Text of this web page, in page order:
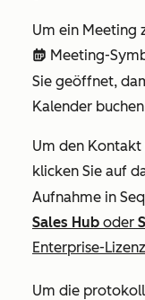
Um ein Meeting
meetings Meeting-
Sie geöffnet,
Kalender
Um den Kontakt
klicken Sie auf
Aufnahme in
Sales Hub oder
Enterprise-Lizenz
Um die